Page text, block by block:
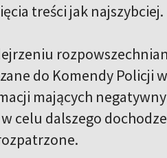
treści jak najszybciej.
do Komendy Policji
mających
celu dalszego